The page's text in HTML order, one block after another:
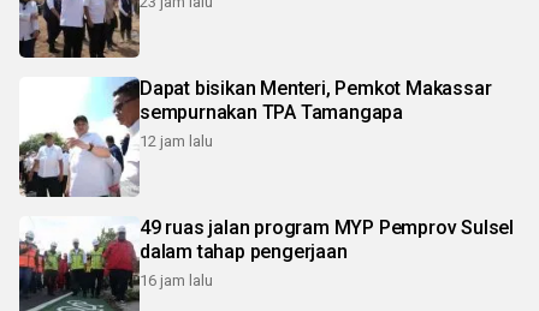
Dapat bisikan Menteri, Pemkot Makassar
sempurnakan TPA Tamangapa
12 jam lalu
49 ruas jalan program MYP Pemprov Sulsel
dalam tahap pengerjaan
16 jam lalu